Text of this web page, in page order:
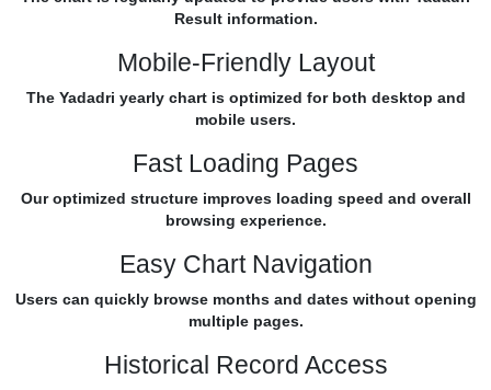
Result information.
Mobile-Friendly Layout
The Yadadri yearly chart is optimized for both desktop and
mobile users.
Fast Loading Pages
Our optimized structure improves loading speed and overall
browsing experience.
Easy Chart Navigation
Users can quickly browse months and dates without opening
multiple pages.
Historical Record Access